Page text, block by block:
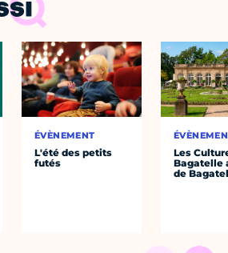
ÉVÈNEMENT
L'été des petits
futés
Les
Bagatelle
de